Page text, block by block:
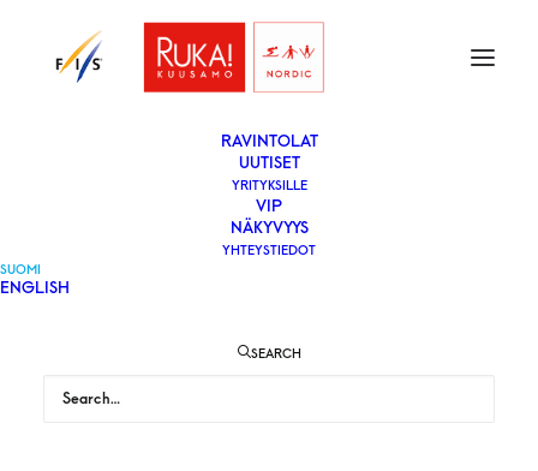
VAPAAEHTOISEKSI
YLEISÖLLE
­RAVINTOLAT
UUTISET
YRITYKSILLE
VIP
NÄKYVYYS
YHTEYSTIEDOT
SUOMI
ENGLISH
SEARCH
JOUKKUEET